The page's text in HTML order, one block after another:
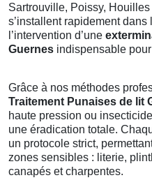
Sartrouville, Poissy,
s’installent rapidement
l’intervention d’une
Guernes indispensable
Grâce à nos méthodes
Traitement Punaises de lit
haute pression ou
une éradication totale.
un protocole strict,
zones sensibles : literie,
canapés et charpentes.